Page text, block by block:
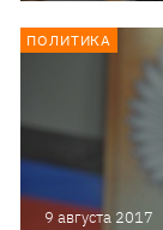
9 августа 2017
ПОЛИТИКА